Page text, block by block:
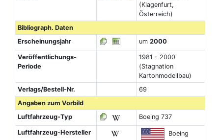
(Klagenfurt,
Österreich)
Bibliograph. Daten
Erscheinungsjahr
um 2000
Veröffentlichungs-
Periode
1981 - 2000
(Stagnation
Kartonmodellbau)
Verlags/Bestell-Nr.
69
Angaben zum Vorbild
Luftfahrzeug-Typ
Boeing 737
Luftfahrzeug-Hersteller
Boeing